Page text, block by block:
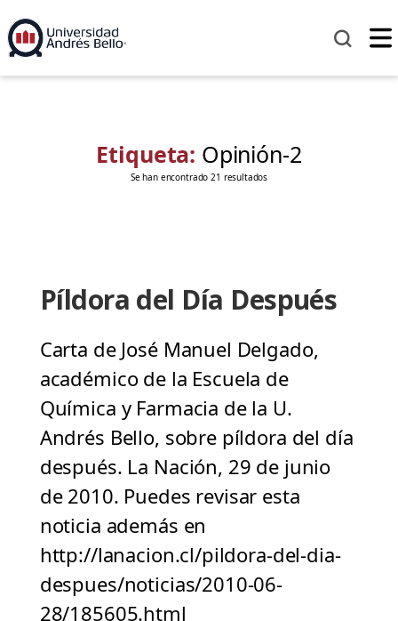
Etiqueta: Opinión-2
Se han encontrado 21 resultados
Píldora del Día Después
Carta de José Manuel Delgado,
académico de la Escuela de
Química y Farmacia de la U.
Andrés Bello, sobre píldora del día
después. La Nación, 29 de junio
de 2010. Puedes revisar esta
noticia además en
http://lanacion.cl/pildora-del-dia-
despues/noticias/2010-06-
28/185605.html